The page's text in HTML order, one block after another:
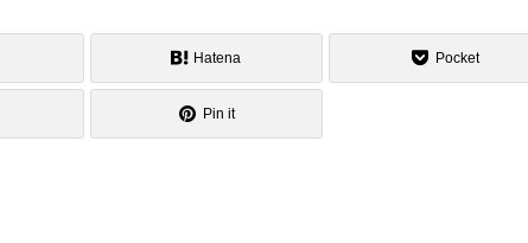
Hatena Pocket
Pin it